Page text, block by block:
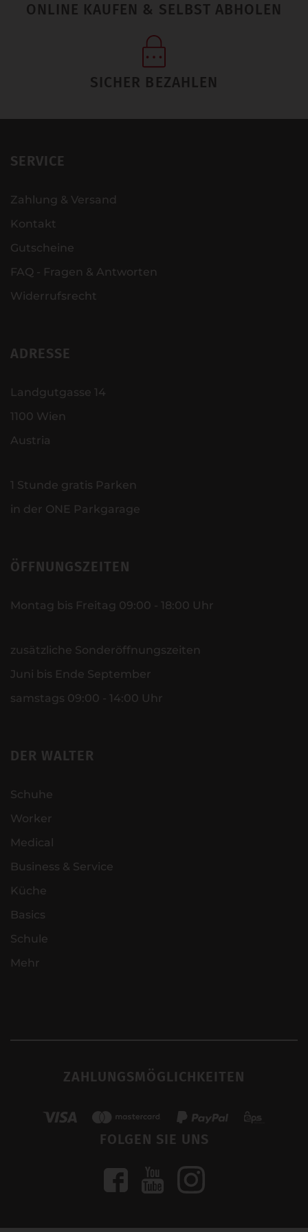
ONLINE KAUFEN & SELBST ABHOLEN
SICHER BEZAHLEN
SERVICE
Zahlung & Versand
Kontakt
Gutscheine
FAQ - Fragen & Antworten
Widerrufsrecht
ADRESSE
Landgutgasse 14
1100 Wien
Austria
1 Stunde gratis Parken
in der ONE Parkgarage
ÖFFNUNGSZEITEN
Montag bis Freitag 09:00 - 18:00 Uhr
zusätzliche Sonderöffnungszeiten
Juni bis Ende September
samstags 09:00 - 14:00 Uhr
DER WALTER
Schuhe
Worker
Medical
Business & Service
Küche
Basics
Schule
Mehr
ZAHLUNGSMÖGLICHKEITEN
FOLGEN SIE UNS